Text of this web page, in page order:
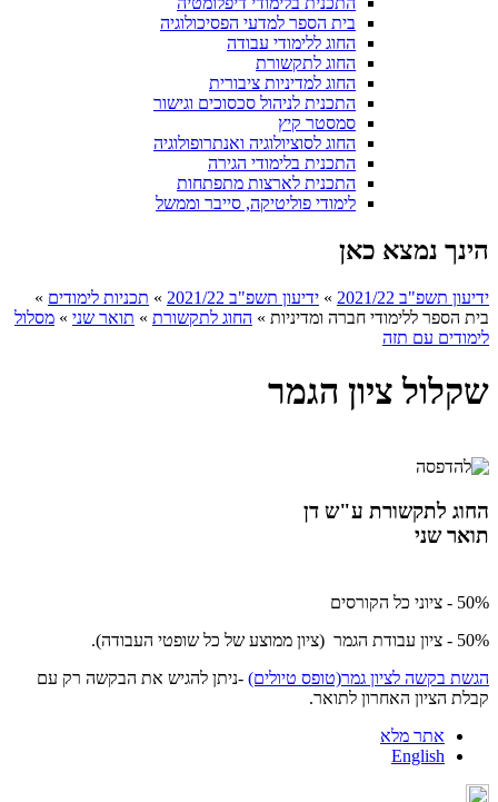
בית הספר למדעי הפסיכולוגיה
החוג ללימודי עבודה
החוג לתקשורת
החוג למדיניות ציבורית
התכנית לניהול סכסוכים וגישור
סמסטר קיץ
החוג לסוציולוגיה ואנתרופולוגיה
התכנית בלימודי הגירה
התכנית לארצות מתפתחות
לימודי פוליטיקה, סייבר וממשל
הינך נמצא כאן
ידיעון תשפ"ב 2021/22 » ידיעון תשפ"ב 2021/22 » תכניות לימודים »
בית הספר ללימודי חברה ומדיניות » החוג לתקשורת » תואר שני » מסלול
לימודים עם תזה
שקלול ציון הגמר
החוג לתקשורת ע"ש דן
תואר שני
50% - ציוני כל הקורסים
50% - ציון עבודת הגמר (ציון ממוצע של כל שופטי העבודה).
הגשת בקשה לציון גמר(טופס טיולים) -ניתן להגיש את הבקשה רק עם
קבלת הציון האחרון לתואר.
אתר מלא
English